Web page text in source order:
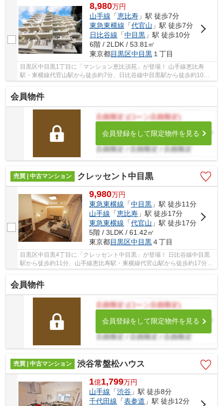
8,980万円
山手線 「恵比寿」駅 徒歩7分
東急東横線 「代官山 」駅 徒歩7分
日比谷線 「中目黒」駅 徒歩10分
6階 / 2LDK / 53.81㎡
東京都目黒区中目黒１丁目
目黒区中目黒1丁目に「マンション恵比須苑」が登場！ 山手線恵比寿
駅・東横線代官山駅から徒歩約7分、日比谷線中目黒駅から徒歩約10
会員物件
会員登録をして限定物件を見る
売買 | 中古マンション クレッセント中目黒
9,980万円
東急東横線 「中目黒 」駅 徒歩11分
山手線 「恵比寿 」駅 徒歩17分
東急東横線 「代官山 」駅 徒歩17分
5階 / 3LDK / 61.42㎡
東京都目黒区中目黒４丁目
目黒区中目黒4丁目に「クレッセント中目黒」が登場！ 日比谷線中目黒
駅から徒歩約11分、山手線恵比寿駅・東横線代官山駅から徒歩約17分。
5路線3駅利用可能な大変便利な立地に位置した...
会員物件
会員登録をして限定物件を見る
売買 | 中古マンション 渋谷常盤松ハウス
1億1,799万円
山手線 「渋谷 」駅 徒歩8分
千代田線 「表参道 」駅 徒歩12分